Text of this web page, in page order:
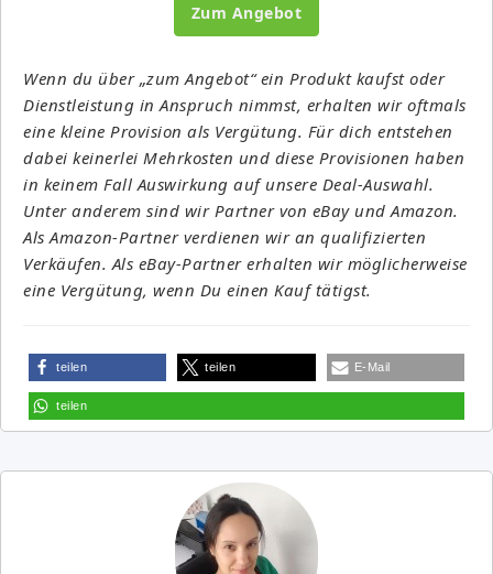
Zum Angebot
Wenn du über „zum Angebot“ ein Produkt kaufst oder
Dienstleistung in Anspruch nimmst, erhalten wir oftmals
eine kleine Provision als Vergütung. Für dich entstehen
dabei keinerlei Mehrkosten und diese Provisionen haben
in keinem Fall Auswirkung auf unsere Deal-Auswahl.
Unter anderem sind wir Partner von eBay und Amazon.
Als Amazon-Partner verdienen wir an qualifizierten
Verkäufen. Als eBay-Partner erhalten wir möglicherweise
eine Vergütung, wenn Du einen Kauf tätigst.
teilen teilen E-Mail
teilen